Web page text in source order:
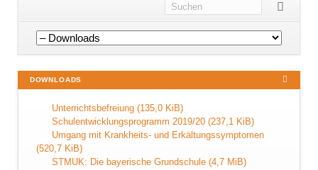
Navigation
überspringen
DOWNLOADS
Unterrichtsbefreiung (135,0 KiB)
Schulentwicklungsprogramm 2019/20 (237,1 KiB)
Umgang mit Krankheits- und Erkältungssymptomen
(520,7 KiB)
STMUK: Die bayerische Grundschule (4,7 MiB)